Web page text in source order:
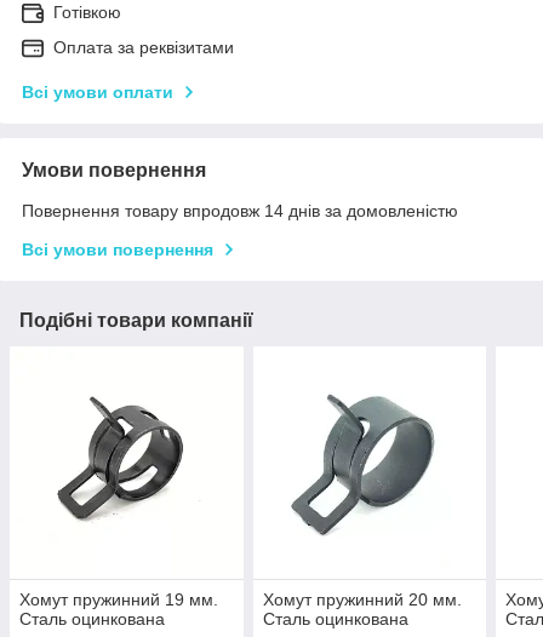
Готівкою
Оплата за реквізитами
Всі умови оплати
Умови повернення
Повернення товару впродовж 14 днів за домовленістю
Всі умови повернення
Подібні товари компанії
Хомут пружинний 19 мм.
Сталь оцинкована
Хомут пружинний 20 мм.
Сталь оцинкована